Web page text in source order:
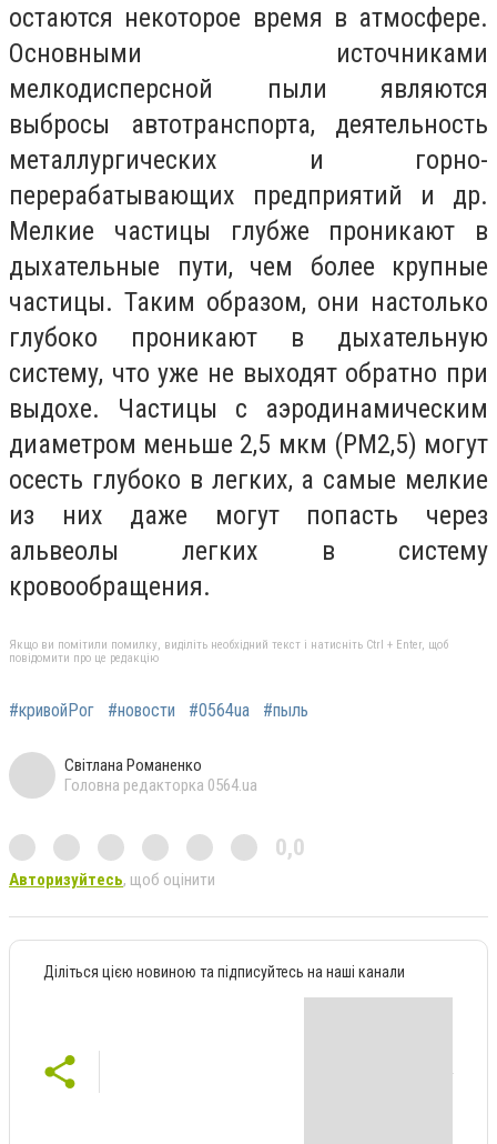
остаются некоторое время в атмосфере.
Основными источниками
мелкодисперсной пыли являются
выбросы автотранспорта, деятельность
металлургических и горно-
перерабатывающих предприятий и др.
Мелкие частицы глубже проникают в
дыхательные пути, чем более крупные
частицы. Таким образом, они настолько
глубоко проникают в дыхательную
систему, что уже не выходят обратно при
выдохе. Частицы с аэродинамическим
диаметром меньше 2,5 мкм (PM2,5) могут
осесть глубоко в легких, а самые мелкие
из них даже могут попасть через
альвеолы легких в систему
кровообращения.
Якщо ви помітили помилку, виділіть необхідний текст і натисніть Ctrl + Enter, щоб
повідомити про це редакцію
#кривойРог #новости #0564ua #пыль
Світлана Романенко
Головна редакторка 0564.ua
0,0
Авторизуйтесь, щоб оцінити
Діліться цією новиною та підписуйтесь на наші канали